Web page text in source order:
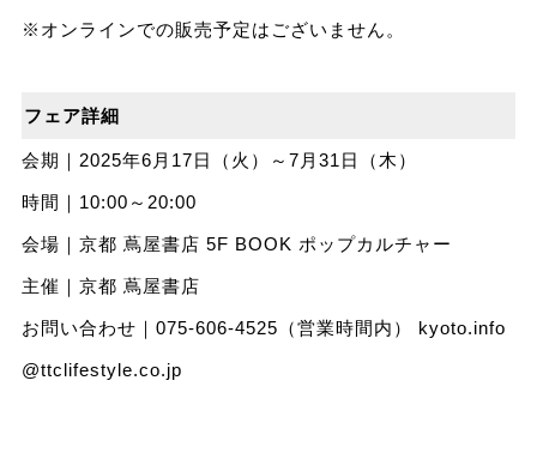
※オンラインでの販売予定はございません。
フェア詳細
会期｜2025年6月17日（火）～7月31日（木）
時間｜10:00～20:00
会場｜京都 蔦屋書店 5F BOOK ポップカルチャー
主催｜京都 蔦屋書店
お問い合わせ｜075-606-4525（営業時間内） kyoto.info
@ttclifestyle.co.jp